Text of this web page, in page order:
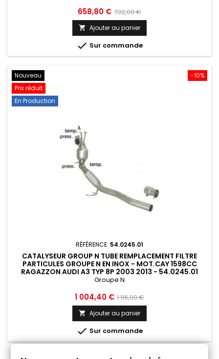
Prix
658,80 € Prix
de
base
732,00 €
 Ajouter au panier
 Sur commande
-10%
Nouveau
Prix réduit
En Production
RÉFÉRENCE: 54.0245.01
CATALYSEUR GROUP N TUBE REMPLACEMENT FILTRE
PARTICULES GROUPE N EN INOX - MOT.CAY 1598CC
RAGAZZON AUDI A3 TYP 8P 2003 2013 - 54.0245.01
Groupe N
Prix
1 004,40 € Prix
de
base
1 116,00 €
 Ajouter au panier
 Sur commande